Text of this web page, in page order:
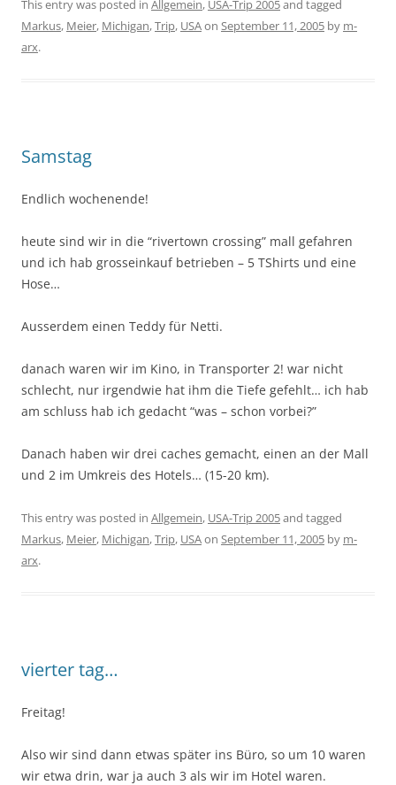
This entry was posted in Allgemein, USA-Trip 2005and tagged
Markus, Meier, Michigan,Trip, USAon September 11, 2005 by m-
arx.
Samstag
Endlich wochenende!
heute sind wir in die “rivertown crossing” mall gefahren
und ich hab grosseinkauf betrieben – 5 TShirts und eine
Hose…
Ausserdem einen Teddy für Netti.
danach waren wir im Kino, in Transporter 2! war nicht
schlecht, nur irgendwie hat ihm die Tiefe gefehlt… ich hab
am schluss hab ich gedacht “was – schon vorbei?”
Danach haben wir drei caches gemacht, einen an der Mall
und 2 im Umkreis des Hotels… (15-20 km).
This entry was posted in Allgemein, USA-Trip 2005and tagged
Markus, Meier, Michigan,Trip, USAon September 11, 2005 by m-
arx.
vierter tag…
Freitag!
Also wir sind dann etwas später ins Büro, so um 10 waren
wir etwa drin, war ja auch 3 als wir im Hotel waren.